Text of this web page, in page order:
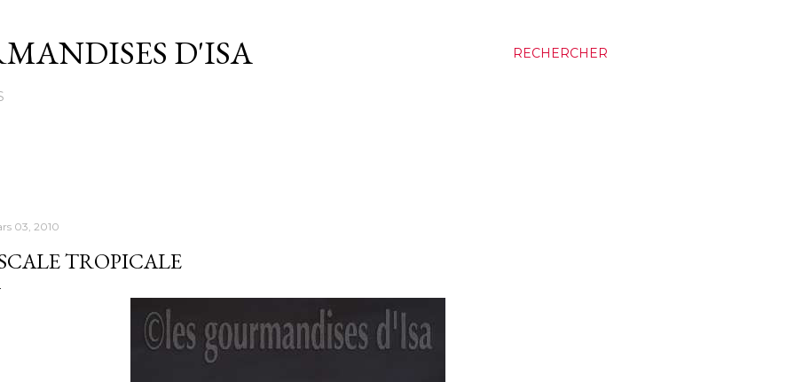
RECHERCHER
D'ISA
03, 2010
TROPICALE